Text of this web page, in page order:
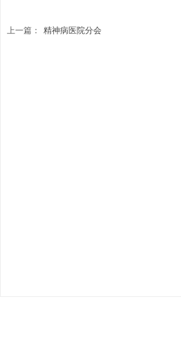
上一篇： 精神病医院分会